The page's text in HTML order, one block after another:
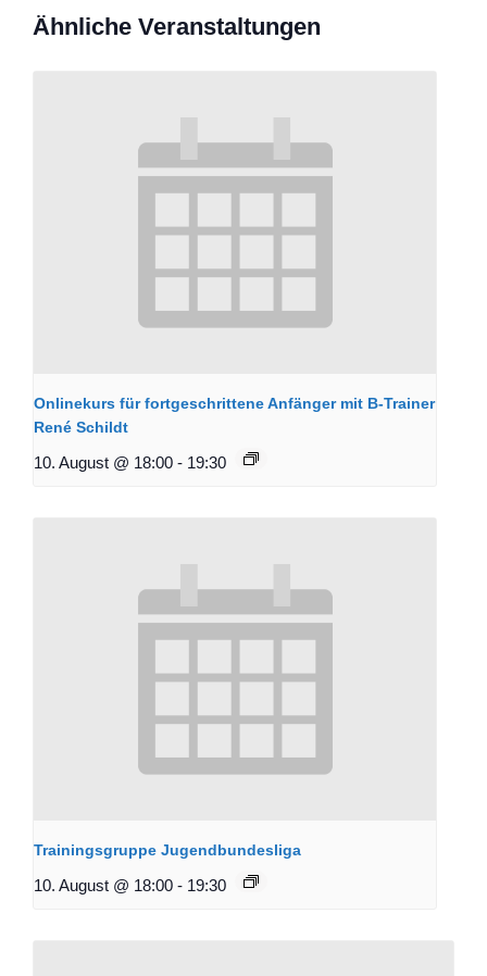
Ähnliche Veranstaltungen
Onlinekurs für fortgeschrittene Anfänger mit B-Trainer
René Schildt
10. August @ 18:00 - 19:30
Trainingsgruppe Jugendbundesliga
10. August @ 18:00 - 19:30